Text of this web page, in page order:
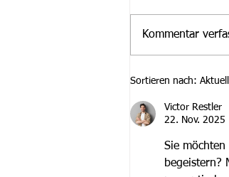
1. Nordler-
Kommentar
Sortieren nach: Aktuell
Victor Restler
22. Nov. 2025
Sie
begeistern?